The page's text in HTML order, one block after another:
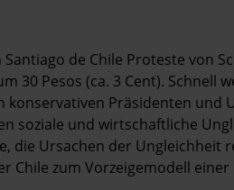
de Chile Proteste von
30 Pesos (ca. 3 Cent). Schnell
konservativen Präsidenten und
soziale und wirtschaftliche
die Ursachen der Ungleichheit
Chile zum Vorzeige­modell